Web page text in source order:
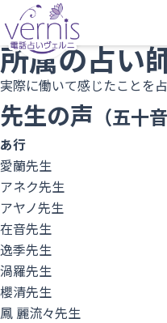
占い師募集 電話占いヴェル
占い師の声
所属の占い
実際に働いて感じたことを
先生の声 （五十
あ行
愛蘭先生
アネク先生
アヤノ先生
在音先生
逸季先生
渦羅先生
櫻清先生
鳳 麗流々先生